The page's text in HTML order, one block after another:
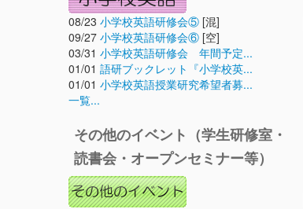
08/23 小学校英語研修会⑤ [混]
09/27 小学校英語研修会⑥ [空]
03/31 小学校英語研修会 年間予定...
01/01 語研ブックレット『小学校英...
01/01 小学校英語授業研究希望者募...
一覧...
その他のイベント（学生研修室・
読書会・オープンセミナー等）